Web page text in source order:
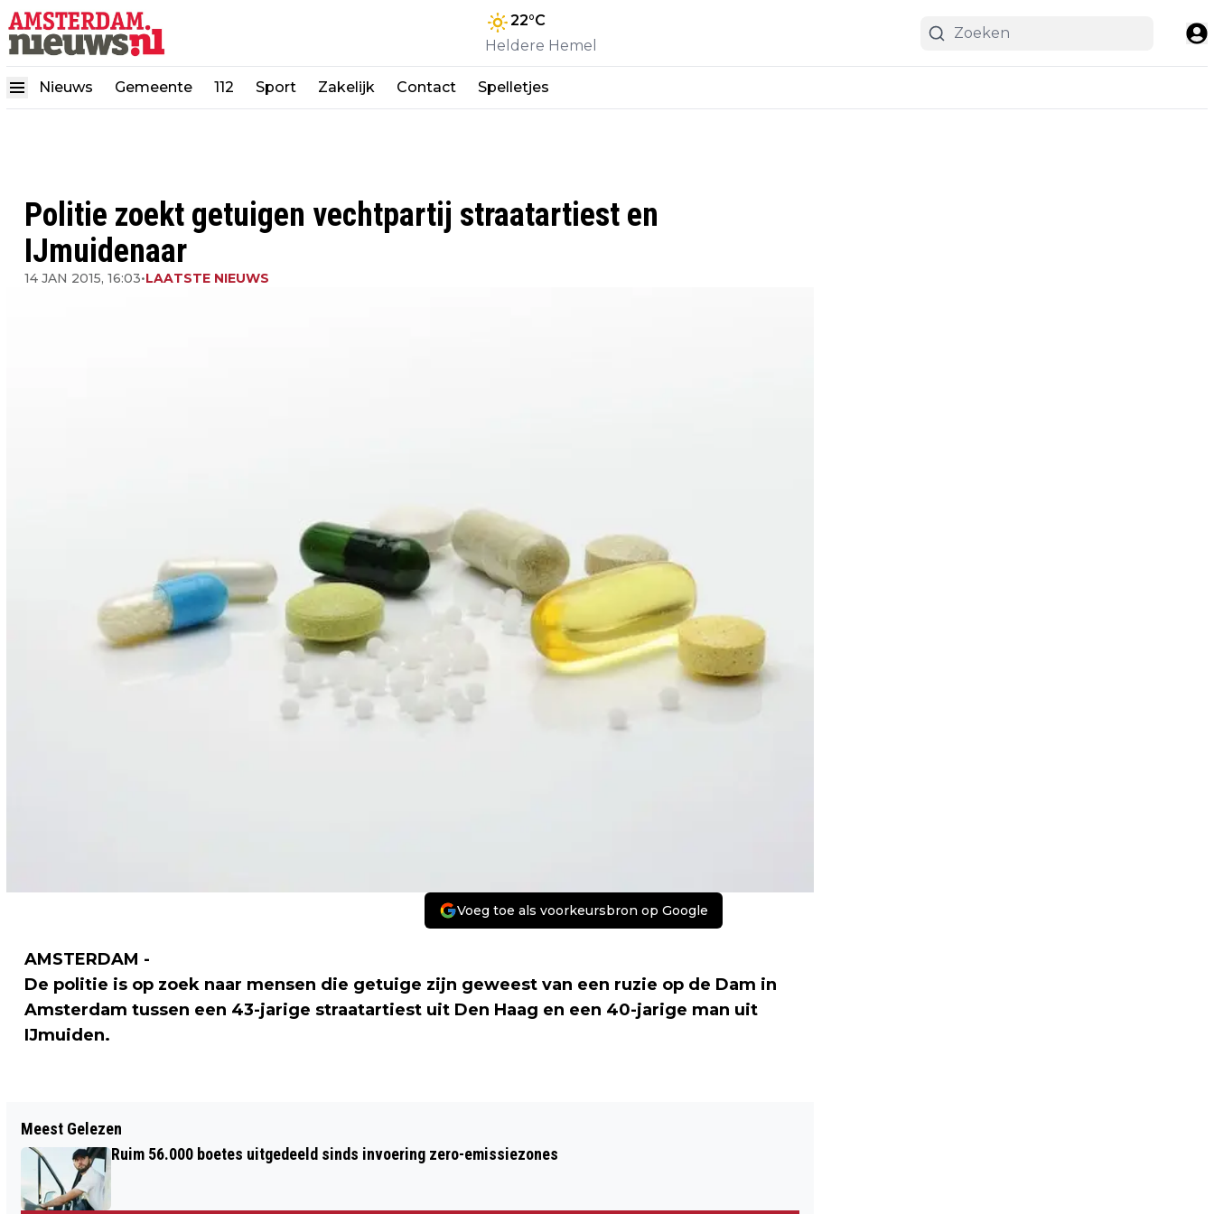
22°C
Heldere Hemel
Nieuws Gemeente 112 Sport Zakelijk Contact Spelletjes
Politie zoekt getuigen vechtpartij straatartiest en
IJmuidenaar
14 JAN 2015, 16:03•LAATSTE NIEUWS
Voeg toe als voorkeursbron op Google
AMSTERDAM -
De politie is op zoek naar mensen die getuige zijn geweest van een ruzie op de Dam in
Amsterdam tussen een 43-jarige straatartiest uit Den Haag en een 40-jarige man uit
IJmuiden.
CAMPAGNE HOLLAND. THE ORIGINAL
COOL. WINT PRESTIGIEUZE AWARD IN
AMERIKA
STRAATARTIEST EN IJMUIDENAAR
Meest Gelezen
Ruim 56.000 boetes uitgedeeld sinds invoering zero-emissiezones